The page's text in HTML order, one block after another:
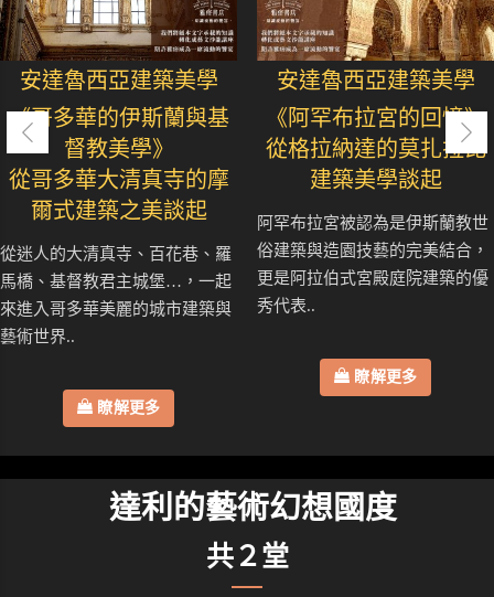
安達魯西亞建築美學
《哥多華的伊斯蘭與基
督教美學》
從哥多華大清真寺的摩
爾式建築之美談起
從迷人的大清真寺、百花巷、羅
馬橋、基督教君主城堡…，一起
來進入哥多華美麗的城市建築與
藝術世界..
瞭解更多
安達魯西亞建築美學
《阿罕布拉宮的回憶》
從格拉納達的莫扎拉比
建築美學談起
阿罕布拉宮被認為是伊斯蘭教世
俗建築與造園技藝的完美結合，
更是阿拉伯式宮殿庭院建築的優
秀代表..
瞭解更多
達利的藝術幻想國度
共２堂